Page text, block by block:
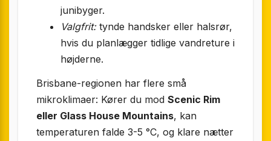
junibyger.
Valgfrit:tynde handsker eller halsrør,
hvis du planlægger tidlige vandreture i
højderne.
Brisbane-regionen har flere små
mikroklimaer: Kører du mod Scenic Rim
eller Glass House Mountains, kan
temperaturen falde 3-5 °C, og klare nætter